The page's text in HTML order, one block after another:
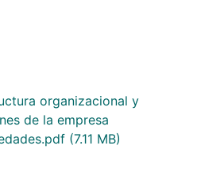
organizacional y
de la empresa
(7.11 MB)